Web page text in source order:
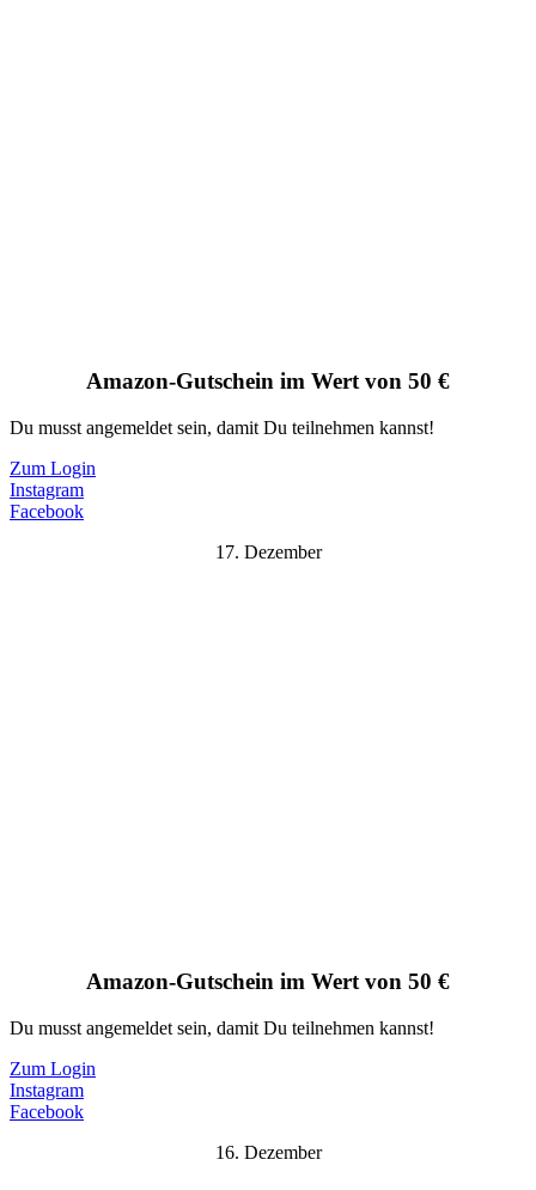
Amazon-Gutschein im Wert von 50 €
Du musst angemeldet sein, damit Du teilnehmen kannst!
Zum Login
Instagram
Facebook
17. Dezember
Amazon-Gutschein im Wert von 50 €
Du musst angemeldet sein, damit Du teilnehmen kannst!
Zum Login
Instagram
Facebook
16. Dezember